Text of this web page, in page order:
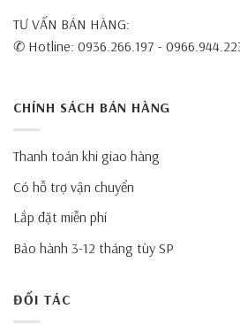
TƯ VẤN BÁN HÀNG:
✆ Hotline: 0936.266.197 -
CHÍNH SÁCH BÁN HÀNG
Thanh toán khi giao hàng
Có hỗ trợ vận chuyển
Lắp đặt miễn phí
Bảo hành 3-12 tháng tùy SP
ĐỐI TÁC